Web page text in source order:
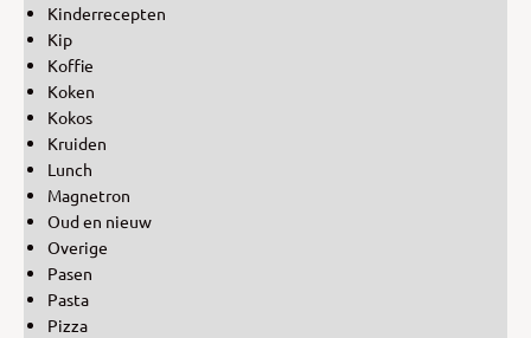
Kinderrecepten
Kip
Koffie
Koken
Kokos
Kruiden
Lunch
Magnetron
Oud en nieuw
Overige
Pasen
Pasta
Pizza